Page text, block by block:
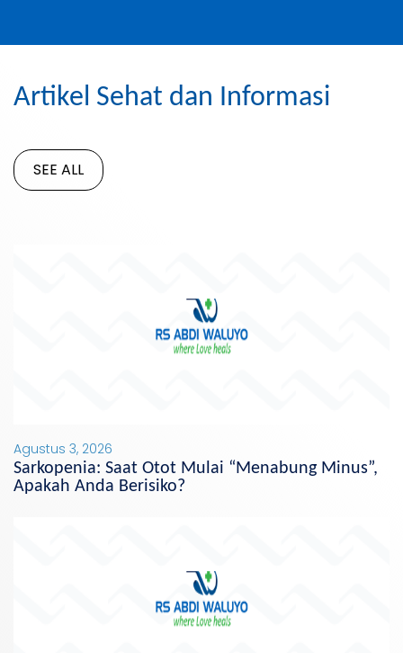
Artikel Sehat dan Informasi
SEE ALL
Agustus 3, 2026
Sarkopenia: Saat Otot Mulai “Menabung Minus”,
Apakah Anda Berisiko?